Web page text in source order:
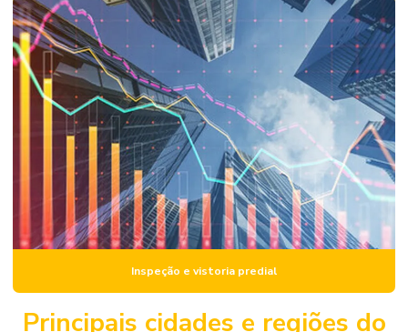
Laudo de avaliação de imóvel para venda
Laudo estrutural predial
Laudo estrutural residencial
Laudo de inspeção predial
Laudo de obra
Laudo de obra civil
Laudo de patologia estrutural
Laudo pericial predial
Laudo predial
Inspeção e vistoria predial
Principais cidades e regiões do